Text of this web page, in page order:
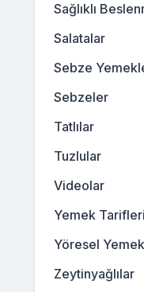
Sağlıklı
Salatalar
Sebze
Sebzeler
Tatlılar
Tuzlular
Videolar
Yemek Tarifleri
Yöresel
Zeytinyağlılar